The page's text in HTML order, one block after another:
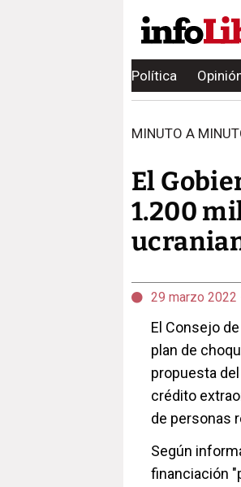
Política
MINUTO A
El
1.200
29 marzo 2022
El Consejo
plan de
propuesta
crédito
de personas
Según
financiación